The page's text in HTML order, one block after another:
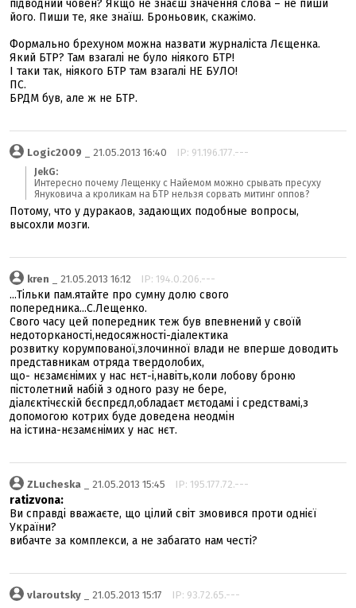
підводний човен? Якщо не знаєш значення слова – не пиши
його. Пиши те, яке знаїш. Броньовик, скажімо.
Формально брехуном можна назвати журналіста Лєщенка.
Який БТР? Там взагалі не було ніякого БТР!
І таки так, ніякого БТР там взагалі НЕ БУЛО!
ПС.
БРДМ був, але ж не БТР.
Logic2009 _ 21.05.2013 16:40 IP: 91.196.177.---
JekG:
Интересно почему Лещенку с Найемом можно срывать пресуху
Януковича а кроликам на БТР нельзя сорвать митинг оппов?
Потому, что у дуракаов, задающих подобные вопросы,
высохли мозги.
kren _ 21.05.2013 16:12 IP: 194.0.206.---
...Тільки пам.ятайте про сумну долю свого
попередника...С.Лещенко.
Свого часу цей попередник теж був впевнений у своїй
недоторканості,недосяжності-діалектика
розвитку корумпованої,злочинної влади не вперше доводить
представникам отряда твердолобих,
що- нєзамєнімих у нас нєт-і,навіть,коли лобову броню
пістолетний набій з одного разу не бере,
діалєктічєскій бєспрєдл,обладаєт мєтодамі і средствамі,з
допомогою котрих буде доведена неодмін
на істина-нєзамєнімих у нас нєт.
ZLucheska _ 21.05.2013 15:45 IP: 195.177.72.---
ratizvona:
Ви справді вважаєте, що цілий світ змовився проти однієї
України?
вибачте за комплекси, а не забагато нам честі?
vlaroutsky _ 21.05.2013 15:17 IP: 93.72.65.---